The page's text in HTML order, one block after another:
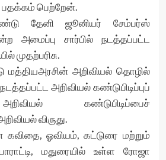
பதக்கம் பெற்றேன்.
தேனி ஜூனியர் சேம்பர்ஸ்
அமைப்பு சார்பில் நடத்தப்பட்ட
முதற்பரிசு.
அறிவியல் தொழில்
அறிவியல் கண்டுபிடிப்புப்
கண்டுபிடிப்பைச்
விருது.
ஓவியம், கட்டுரை மற்றும்
மதுரையில் உள்ள ரோஜா